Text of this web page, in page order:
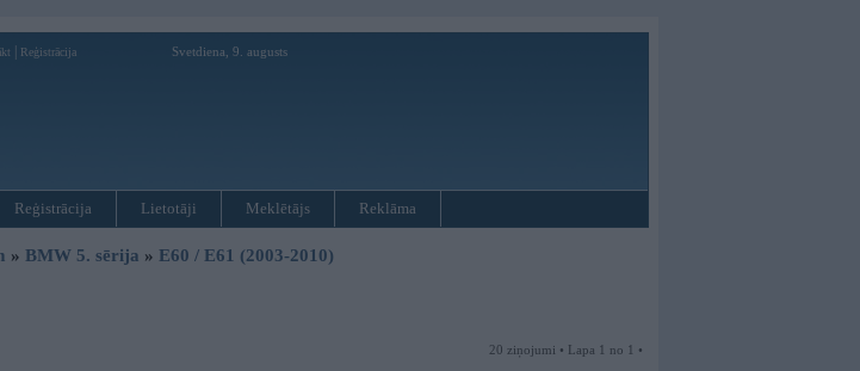
Reģistrācija Svetdiena, 9. augusts
Reģistrācija Lietotāji Meklētājs Reklāma
» BMW 5. sērija » E60 / E61 (2003-2010)
20 ziņojumi • Lapa 1 no 1 •